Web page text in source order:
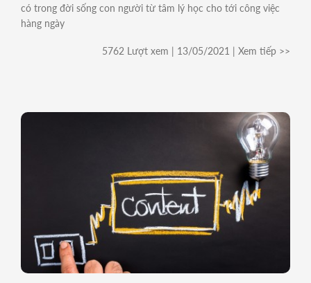
có trong đời sống con người từ tâm lý học cho tới công việc
hàng ngày
5762 Lượt xem | 13/05/2021 | Xem tiếp >>